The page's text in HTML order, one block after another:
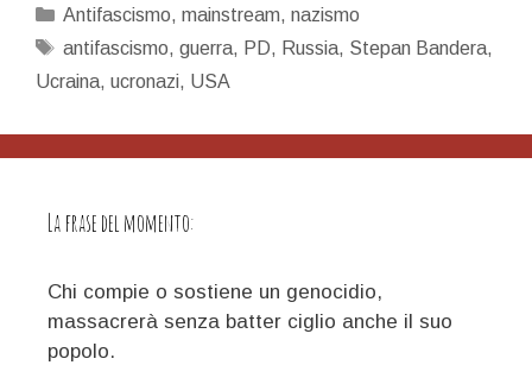
mainstream
–
ucronazismo
Categorie
Antifascismo, mainstream, nazismo
Tag
antifascismo, guerra, PD, Russia, Stepan Bandera,
Ucraina, ucronazi, USA
La frase del momento:
Chi compie o sostiene un genocidio,
massacrerà senza batter ciglio anche il suo
popolo.